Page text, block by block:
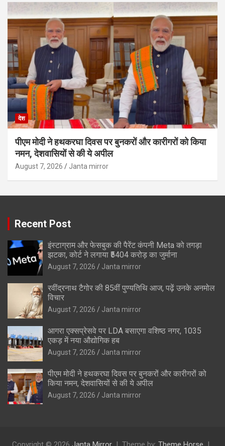
देश
पीएम मोदी ने हथकरघा दिवस पर बुनकरों और कारीगरों को किया
नमन, देशवासियों से की ये अपील
August 7, 2026 Janta mirror
Recent Post
इंस्टाग्राम और फेसबुक की पैरेंट कंपनी Meta को तगड़ा
झटका, कोर्ट ने लगाया ₹5404 करोड़ का जुर्माना
August 7, 2026 Janta mirror
रवींद्रनाथ टैगोर की 85वीं पुण्यतिथि आज, पढ़ें उनके अनमोल
विचार
August 7, 2026 Janta mirror
आगरा एक्सप्रेसवे पर LDA बसाएगा वशिष्ठ नगर, 1035
एकड़ में नया औद्योगिक हब
August 7, 2026 Janta mirror
पीएम मोदी ने हथकरघा दिवस पर बुनकरों और कारीगरों को
किया नमन, देशवासियों से की ये अपील
August 7, 2026 Janta mirror